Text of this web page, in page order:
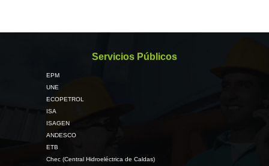
Servicios Públicos
EPM
UNE
ECOPETROL
ISA
ISAGEN
ANDESCO
ETB
Chec (Central Hidroeléctrica de Caldas)